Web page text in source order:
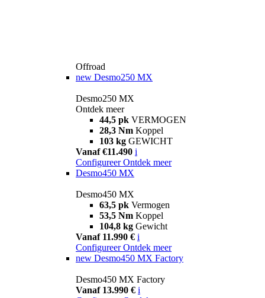
Offroad
new Desmo250 MX
Desmo250 MX
Ontdek meer
44,5 pk VERMOGEN
28,3 Nm Koppel
103 kg GEWICHT
Vanaf €11.490 i
Configureer Ontdek meer
Desmo450 MX
Desmo450 MX
63,5 pk Vermogen
53,5 Nm Koppel
104,8 kg Gewicht
Vanaf 11.990 € i
Configureer Ontdek meer
new Desmo450 MX Factory
Desmo450 MX Factory
Vanaf 13.990 € i